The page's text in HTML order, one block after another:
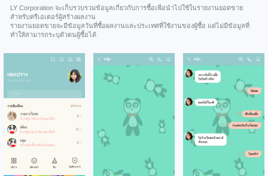
LY Corporation จะเก็บรวบรวมข้อมูลเกี่ยวกับการซื้อเพื่อนำไปใช้ในรายงานยอดขาย
สำหรับครีเอเตอร์ผู้สร้างผลงาน
รายงานยอดขายจะมีข้อมูลวันที่ซื้อผลงานและประเทศที่ใช้งานของผู้ซื้อ แต่ไม่มีข้อมูลที่
ทำให้สามารถระบุตัวตนผู้ซื้อได้